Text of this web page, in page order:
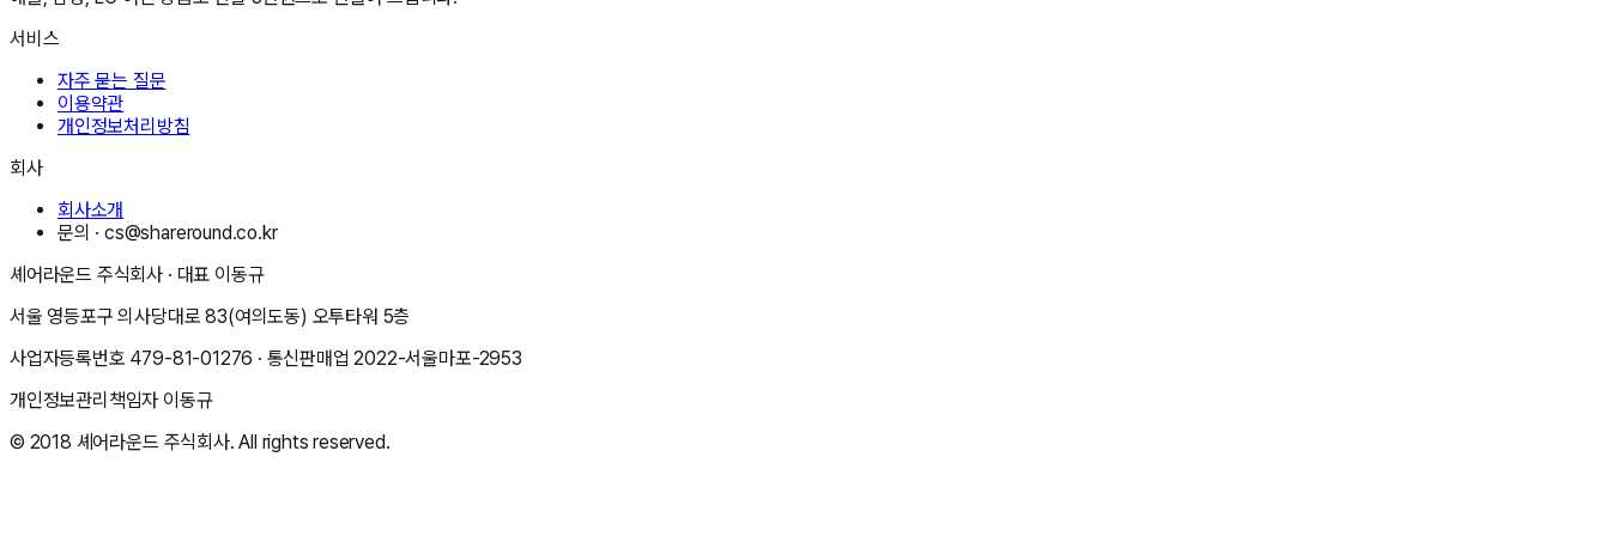
서비스
자주 묻는 질문
이용약관
개인정보처리방침
회사
회사소개
문의 ·cs@shareround.co.kr
셰어라운드 주식회사 · 대표 이동규
서울 영등포구 의사당대로 83(여의도동) 오투타워 5층
사업자등록번호 479-81-01276 · 통신판매업2022-서울마포-2953
개인정보관리책임자 이동규
© 2018 셰어라운드 주식회사. All rights reserved.